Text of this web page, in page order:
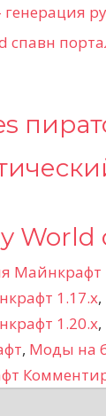
генерация
спавн
Майнкрафт
1.17.x,
1.20.x,
, Моды на